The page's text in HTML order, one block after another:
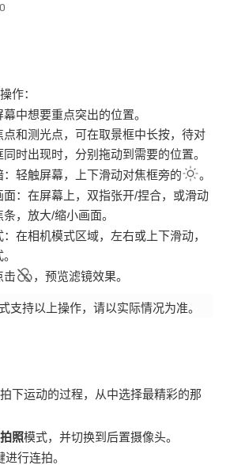
作：
中想要重点突出的位置。
点和测光点，可在取景框中长按，待对
时出现时，分别拖动到需要的位置。
：轻触屏幕，上下滑动对焦框旁的
。
面：在屏幕上，双指张开/捏合，或滑动
，放大/缩小画面。
在相机模式区域，左右或上下滑动，
击
，预览滤镜效果。
支持以上操作，请以实际情况为准。
下运动的过程，从中选择最精彩的那
拍照模式，并切换到后置摄像头。
进行连拍。